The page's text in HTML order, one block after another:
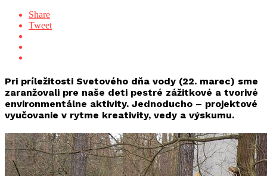
Share
Tweet
Pri príležitosti Svetového dňa vody (22. marec) sme
zaranžovali pre naše deti pestré zážitkové a tvorivé
environmentálne aktivity. Jednoducho – projektové
vyučovanie v rytme kreativity, vedy a výskumu.